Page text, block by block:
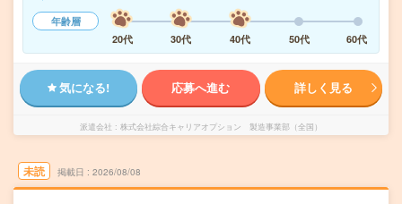
年齢層
20代
30代 40代 50代 60代
気になる! 応募へ進む 詳しく見る
派遣会社 株式会社綜合キャリアオプション 製造事業部（全国）
未読 掲載日 2026/08/08